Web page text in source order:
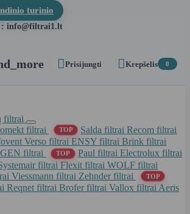
turinio
: info@filtrai1.lt
Prisijungti Krepšelis 0
filtrai
filtrai
TOP Salda filtraiRecom filtrai
Verso filtraiENSY filtraiBrink filtrai
filtrai TOP Paul filtrai Electrolux filtrai
filtrai Flexit filtrai WOLF filtrai
Viessmann filtrai Zehnder filtrai TOP
Reqnet filtrai Brofer filtrai Vallox filtrai Aeris